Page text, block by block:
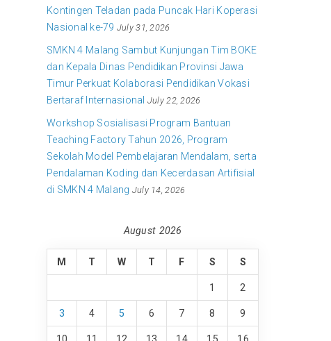
Kontingen Teladan pada Puncak Hari Koperasi
Nasional ke-79 July 31, 2026
SMKN 4 Malang Sambut Kunjungan Tim BOKE
dan Kepala Dinas Pendidikan Provinsi Jawa
Timur Perkuat Kolaborasi Pendidikan Vokasi
Bertaraf Internasional July 22, 2026
Workshop Sosialisasi Program Bantuan
Teaching Factory Tahun 2026, Program
Sekolah Model Pembelajaran Mendalam, serta
Pendalaman Koding dan Kecerdasan Artifisial
di SMKN 4 Malang July 14, 2026
August 2026
M T W T F S S
1 2
3 4 5 6 7 8 9